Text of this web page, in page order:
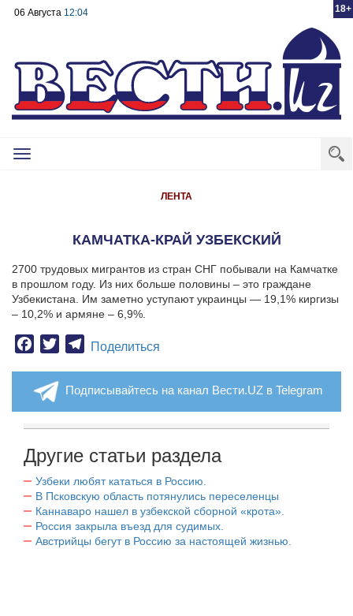
18+
06 Августа 12:04
Toggle
ЛЕНТА
КАМЧАТКА-КРАЙ УЗБЕКСКИЙ
2700 трудовых мигрантов из стран СНГ побывали на Камчатке
в прошлом году. Из них больше половины – это граждане
Узбекистана. Им заметно уступают украинцы — 19,1% киргизы
– 10,2% и армяне – 6,9%.
Facebook
TwitterTelegram
Поделиться
Подписывайтесь на канал Вести.UZ в Telegram
Другие статьи раздела
Узбеки любят кататься в Россию.
В Псковскую область потянулись переселенцы
Каннаваро нашел в узбекской сборной «крота».
Россия закрыла въезд для судимых.
Австрийцы бегут в Россию за настоящей жизнью.